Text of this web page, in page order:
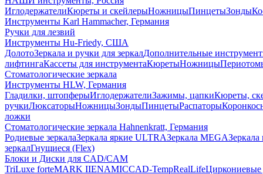
ИглодержателиКюреты и скейлерыНожницыПинцетыЗонды
Инструменты Karl Hammacher, Германия
Ручки для лезвий
Инструменты Hu-Friedy, США
ДолотоЗеркала и ручки для зеркалДополнительные
лифтингаКассеты для инструментаКюретыНожницы
Стоматологические зеркала
Инструменты HLW, Германия
Гладилки, штопферыИглодержателиЗажимы, цапкиКюреты,
ручкиЛюксаторыНожницыЗондыПинцетыРаспаторы
ложки
Стоматологические зеркала Hahnenkratt, Германия
Родиевые зеркалаЗеркала яркие ULTRAЗеркала MEGAЗеркала
зеркалГнущиеся (Flex)
Блоки и Диски для CAD/CAM
TriLuxe forteMARK IIENAMICCAD-TempRealLifeЦиркониевые